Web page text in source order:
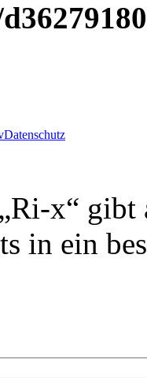
Datenschutz
x“ gibt
in ein